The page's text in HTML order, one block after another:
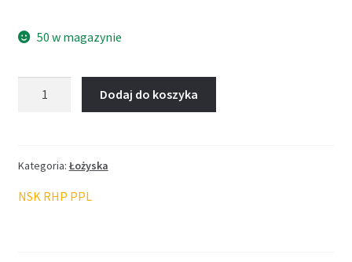
50 w magazynie
15*32*9
Dodaj do koszyka
Kategoria: Łożyska
NSK RHP PPL